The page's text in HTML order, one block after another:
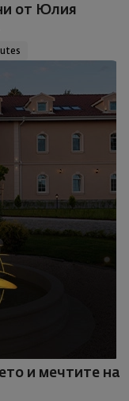
от Юлия
и мечтите на